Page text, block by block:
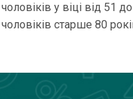
у віці від 51
чоловіків старше 80